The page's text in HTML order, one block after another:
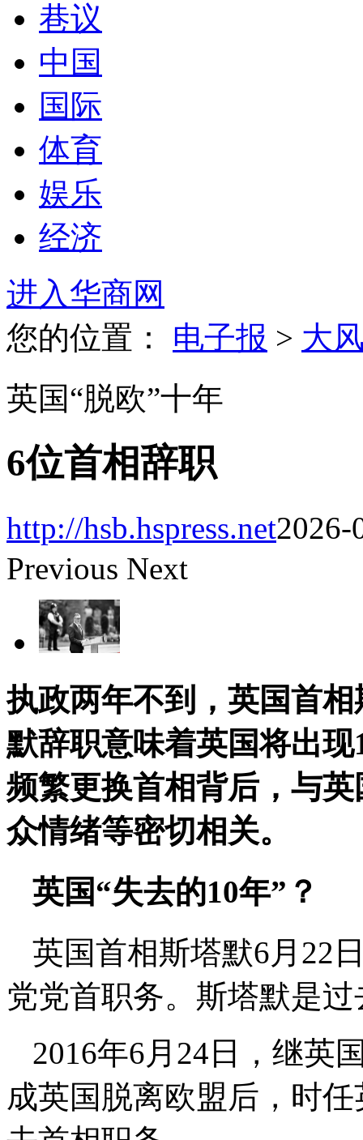
巷议
中国
国际
体育
娱乐
经济
进入华商网
您的位置： 电子报 > 大
英国“脱欧”十年
6位首相辞职
http://hsb.hspress.net2026-
Previous Next
执政两年不到，英国首
默辞职意味着英国将出
频繁更换首相背后，与
众情绪等密切相关。
英国“失去的10年”？
英国首相斯塔默6月22
党党首职务。斯塔默是
2016年6月24日，继英
成英国脱离欧盟后，时